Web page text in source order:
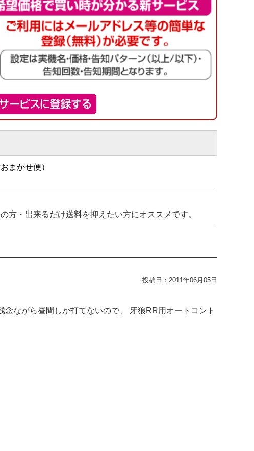
まかせ便）
方・出来るだけ送料を抑えたい方にオススメです。
投稿日： 2011年06月05日
ながら昼間しか打てないので、 牙狼RR用オートコント